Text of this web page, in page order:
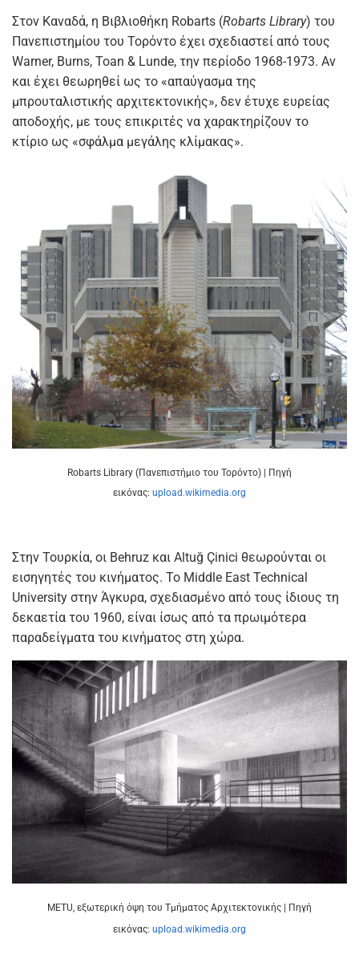
Στον Καναδά, η Βιβλιοθήκη Robarts (Robarts Library) του
Πανεπιστημίου του Τορόντο έχει σχεδιαστεί από τους
Warner, Burns, Toan & Lunde, την περίοδο 1968-1973. Αν
και έχει θεωρηθεί ως το «απαύγασμα της
μπρουταλιστικής αρχιτεκτονικής», δεν έτυχε ευρείας
αποδοχής, με τους επικριτές να χαρακτηρίζουν το
κτίριο ως «σφάλμα μεγάλης κλίμακας».
Robarts Library (Πανεπιστήμιο του Τορόντο) | Πηγή
εικόνας: upload.wikimedia.org
Στην Τουρκία, οι Behruz και Altuğ Çinici θεωρούνται οι
εισηγητές του κινήματος. Το Middle East Technical
University στην Άγκυρα, σχεδιασμένο από τους ίδιους τη
δεκαετία του 1960, είναι ίσως από τα πρωιμότερα
παραδείγματα του κινήματος στη χώρα.
ΜΕΤU, εξωτερική όψη του Τμήματος Αρχιτεκτονικής | Πηγή
εικόνας: upload.wikimedia.org